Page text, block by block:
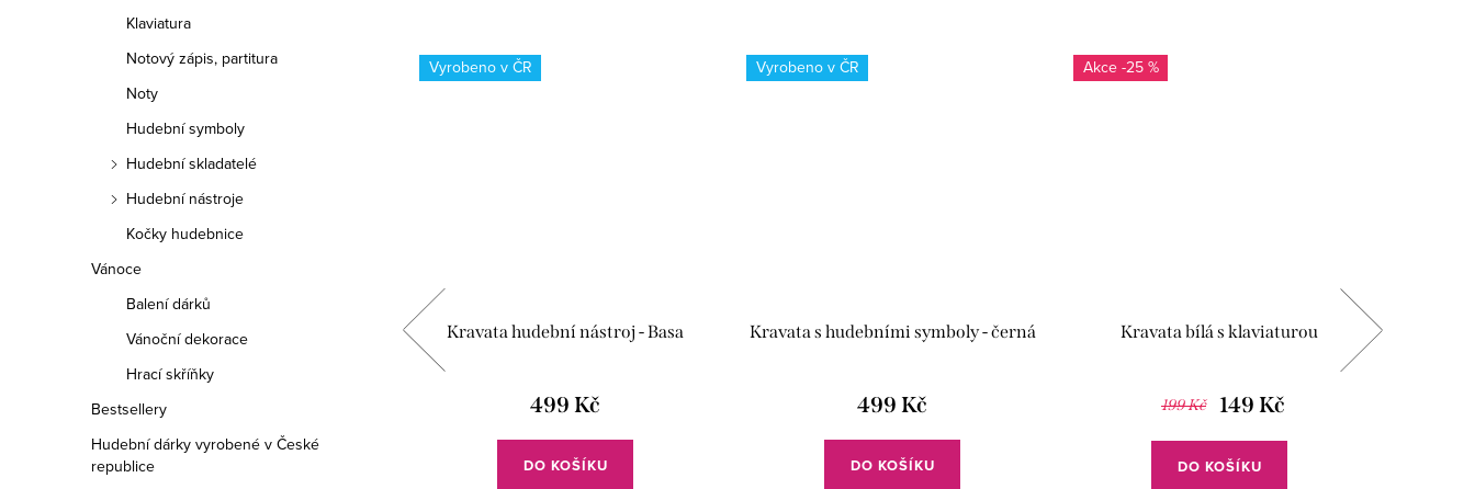
Klaviatura
Notový zápis, partitura
Noty
Hudební symboly
Hudební skladatelé
Hudební nástroje
Kočky hudebnice
Vánoce
Balení dárků
Vánoční dekorace
Hrací skříňky
Bestsellery
Hudební dárky vyrobené v České
republice
-25 %
Kravata bílá s partiturou
Vyrobeno v ČR
Kravata hudební nástroj - Basa
499 Kč
DO KOŠÍKU
Vyrobeno v ČR
Kravata s hudebními symboly - černá
499 Kč
DO KOŠÍKU
-25 %
Kravata bílá s klaviaturou
199 Kč 149 Kč
DO KOŠÍKU